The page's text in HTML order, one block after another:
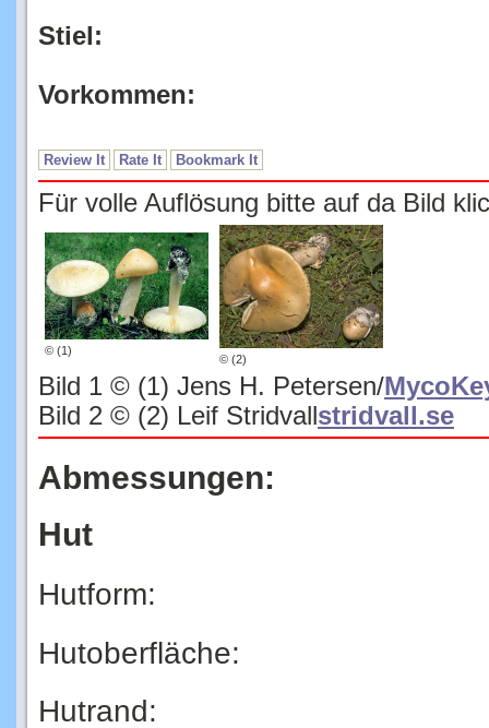
Für volle Auflösung bitte auf da Bild
© (1)
© (2)
Bild 1 © (1) Jens H. Petersen/
Bild 2 © (2) Leif Stridvallstridvall.se
Abmessungen:
Hut
Hutform:
Hutrand: